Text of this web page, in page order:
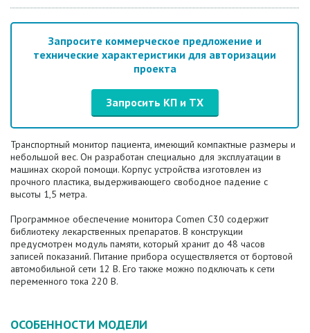
Запросите коммерческое предложение и
технические характеристики для авторизации
проекта
Запросить КП и ТХ
Транспортный монитор пациента, имеющий компактные размеры и
небольшой вес. Он разработан специально для эксплуатации в
машинах скорой помощи. Корпус устройства изготовлен из
прочного пластика, выдерживающего свободное падение с
высоты 1,5 метра.
Программное обеспечение монитора Comen C30 содержит
библиотеку лекарственных препаратов. В конструкции
предусмотрен модуль памяти, который хранит до 48 часов
записей показаний. Питание прибора осуществляется от бортовой
автомобильной сети 12 В. Его также можно подключать к сети
переменного тока 220 В.
ОСОБЕННОСТИ МОДЕЛИ